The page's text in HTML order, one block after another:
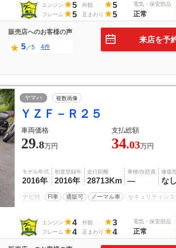
エンジン 5 外観 5
フレーム 5 足まわり 5
電気・保安部品
正常
販売店へのお客様の声
5／5 4件
来店を予
ヤマハ 複数画像
ＹＺＦ－Ｒ２５
車両価格 支払総額
29.8万円 34.03万円
モデル年式
2016年
初度登録年
2016年
走行距離
28713Km
車検/自賠責
―
修復
なし
ナビ付 FI車 通販可 ノーマル車 セキュリティシス
エンジン 4 外観 3
フレーム 4 足まわり 4
電気・保安部品
正常